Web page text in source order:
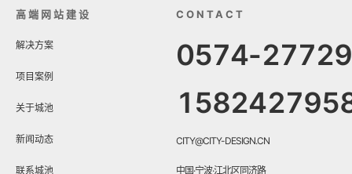
高端网站建设
解决方案
项目案例
关于城池
新闻动态
联系城池
CONTACT
0574-
CITY@CITY-DESIGN.CN
中国·宁波·江北区同济路